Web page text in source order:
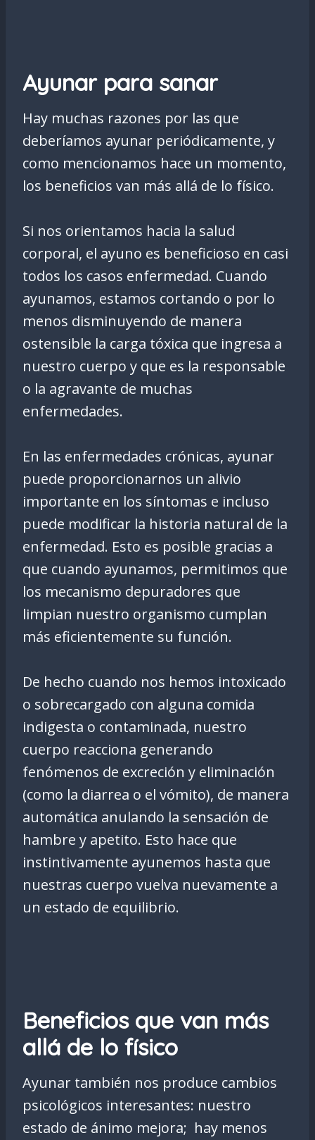
Ayunar para sanar
Hay muchas razones por las que
deberíamos ayunar periódicamente, y
como mencionamos hace un momento,
los beneficios van más allá de lo físico.
Si nos orientamos hacia la salud
corporal, el ayuno es beneficioso en casi
todos los casos enfermedad. Cuando
ayunamos, estamos cortando o por lo
menos disminuyendo de manera
ostensible la carga tóxica que ingresa a
nuestro cuerpo y que es la responsable
o la agravante de muchas
enfermedades.
En las enfermedades crónicas, ayunar
puede proporcionarnos un alivio
importante en los síntomas e incluso
puede modificar la historia natural de la
enfermedad. Esto es posible gracias a
que cuando ayunamos, permitimos que
los mecanismo depuradores que
limpian nuestro organismo cumplan
más eficientemente su función.
De hecho cuando nos hemos intoxicado
o sobrecargado con alguna comida
indigesta o contaminada, nuestro
cuerpo reacciona generando
fenómenos de excreción y eliminación
(como la diarrea o el vómito), de manera
automática anulando la sensación de
hambre y apetito. Esto hace que
instintivamente ayunemos hasta que
nuestras cuerpo vuelva nuevamente a
un estado de equilibrio.
Beneficios que van más
allá de lo físico
Ayunar también nos produce cambios
psicológicos interesantes: nuestro
estado de ánimo mejora; hay menos